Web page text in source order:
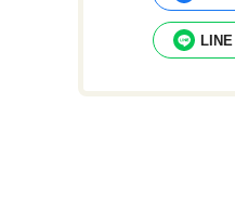
LINE